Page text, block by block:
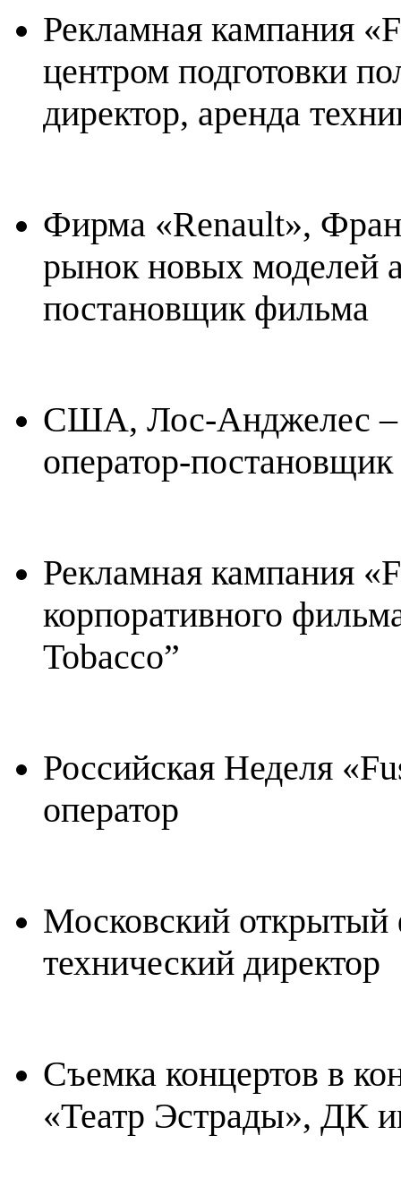
Рекламная кампания «
центром подготовки
директор, аренда
Фирма «Renault»,
рынок новых моделей
постановщик фильма
США, Лос-Анджелес
оператор-постановщик
Рекламная кампания «
корпоративного
Tobacco”
Российская Неделя «
оператор
Московский открытый
технический директор
Съемка концертов в
«Театр Эстрады», ДК